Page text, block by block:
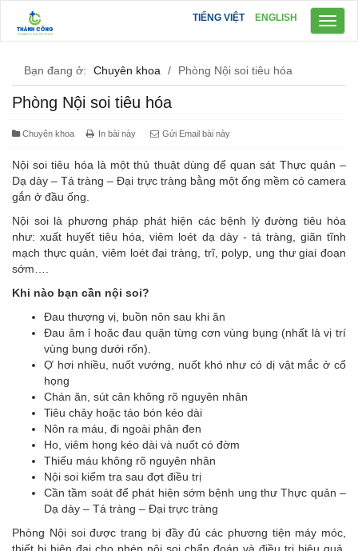
TIẾNG VIỆT ENGLISH
Bạn đang ở: Chuyên khoa / Phòng Nội soi tiêu hóa
Phòng Nội soi tiêu hóa
Chuyên khoa In bài này Gửi Email bài này
Nội soi tiêu hóa là một thủ thuật dùng để quan sát Thực quản –
Dạ dày – Tá tràng – Đại trực tràng bằng một ống mềm có camera
gắn ở đầu ống.
Nội soi là phương pháp phát hiện các bệnh lý đường tiêu hóa
như: xuất huyết tiêu hóa, viêm loét dạ dày - tá tràng, giãn tĩnh
mạch thực quản, viêm loét đại tràng, trĩ, polyp, ung thư giai đoạn
sớm….
Khi nào bạn cần nội soi?
Đau thượng vị, buồn nôn sau khi ăn
Đau âm ỉ hoặc đau quặn từng cơn vùng bụng (nhất là vị trí
vùng bụng dưới rốn).
Ợ hơi nhiều, nuốt vướng, nuốt khó như có dị vật mắc ở cổ
họng
Chán ăn, sút cân không rõ nguyên nhân
Tiêu chảy hoặc táo bón kéo dài
Nôn ra máu, đi ngoài phân đen
Ho, viêm họng kéo dài và nuốt có đờm
Thiếu máu không rõ nguyên nhân
Nội soi kiểm tra sau đợt điều trị
Cần tầm soát để phát hiện sớm bệnh ung thư Thực quản –
Dạ dày – Tá tràng – Đại trực tràng
Phòng Nội soi được trang bị đầy đủ các phương tiện máy móc,